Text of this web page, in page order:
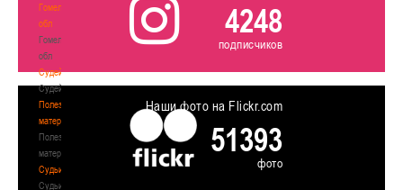
Гомельская
обл
Гомельская
обл
Судейство
Судейство
Полезные
материалы
Полезные
материалы
Судьи
Судьи
4248
подписчиков
Наши фото на Flickr.com
51393
фото